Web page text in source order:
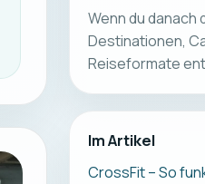
Wenn du
Destinationen,
Reiseformate
Im Artikel
CrossFit – So